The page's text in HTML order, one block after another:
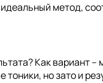
метод,
Как вариант
но зато и